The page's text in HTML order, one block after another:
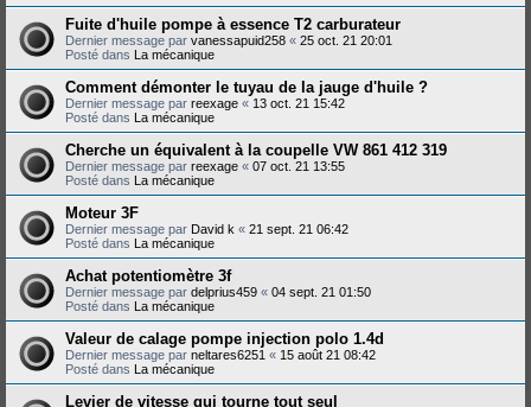
Fuite d'huile pompe à essence T2 carburateur
Dernier message par vanessapuid258 « 25 oct. 21 20:01
Posté dans La mécanique
Comment démonter le tuyau de la jauge d'huile ?
Dernier message par reexage « 13 oct. 21 15:42
Posté dans La mécanique
Cherche un équivalent à la coupelle VW 861 412 319
Dernier message par reexage « 07 oct. 21 13:55
Posté dans La mécanique
Moteur 3F
Dernier message par David k « 21 sept. 21 06:42
Posté dans La mécanique
Achat potentiomètre 3f
Dernier message par delprius459 « 04 sept. 21 01:50
Posté dans La mécanique
Valeur de calage pompe injection polo 1.4d
Dernier message par neltares6251 « 15 août 21 08:42
Posté dans La mécanique
Levier de vitesse qui tourne tout seul